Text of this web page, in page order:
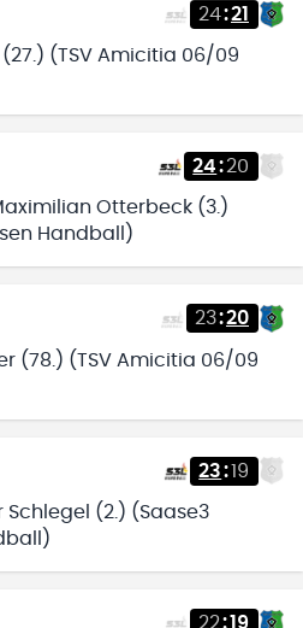
24:21
(TSV Amicitia 06/09
24:20
Otterbeck (3.)
Handball)
23:20
(78.) (TSV Amicitia 06/09
23:19
(2.) (Saase3
22:19